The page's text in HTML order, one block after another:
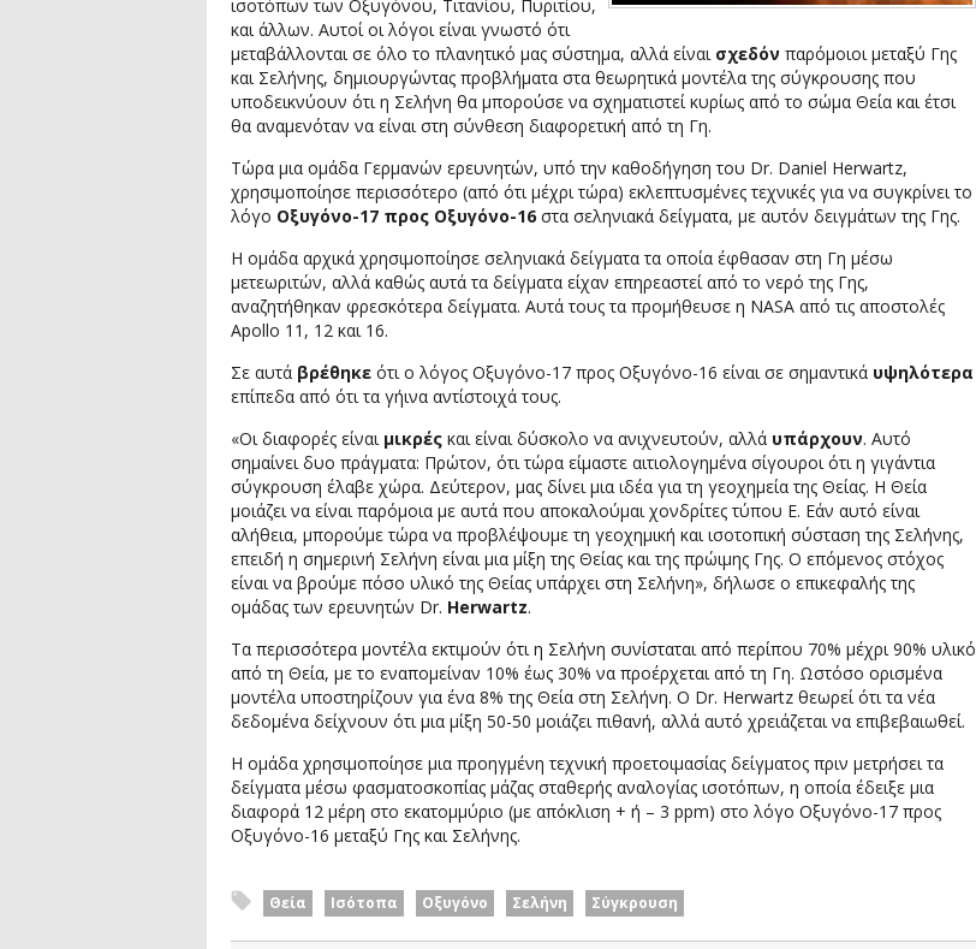
ισοτόπων των Οξυγόνου, Τιτανίου, Πυριτίου,
και άλλων. Αυτοί οι λόγοι είναι γνωστό ότι
μεταβάλλονται σε όλο το πλανητικό μας σύστημα, αλλά είναι σχεδόν παρόμοιοι μεταξύ Γης
και Σελήνης, δημιουργώντας προβλήματα στα θεωρητικά μοντέλα της σύγκρουσης που
υποδεικνύουν ότι η Σελήνη θα μπορούσε να σχηματιστεί κυρίως από το σώμα Θεία και έτσι
θα αναμενόταν να είναι στη σύνθεση διαφορετική από τη Γη.
Τώρα μια ομάδα Γερμανών ερευνητών, υπό την καθοδήγηση του Dr. Daniel Herwartz,
χρησιμοποίησε περισσότερο (από ότι μέχρι τώρα) εκλεπτυσμένες τεχνικές για να συγκρίνει το
λόγο Οξυγόνο-17 προς Οξυγόνο-16 στα σεληνιακά δείγματα, με αυτόν δειγμάτων της Γης.
Η ομάδα αρχικά χρησιμοποίησε σεληνιακά δείγματα τα οποία έφθασαν στη Γη μέσω
μετεωριτών, αλλά καθώς αυτά τα δείγματα είχαν επηρεαστεί από το νερό της Γης,
αναζητήθηκαν φρεσκότερα δείγματα. Αυτά τους τα προμήθευσε η NASA από τις αποστολές
Apollo 11, 12 και 16.
Σε αυτά βρέθηκε ότι ο λόγος Οξυγόνο-17 προς Οξυγόνο-16 είναι σε σημαντικά υψηλότερα
επίπεδα από ότι τα γήινα αντίστοιχά τους.
«Οι διαφορές είναι μικρές και είναι δύσκολο να ανιχνευτούν, αλλά υπάρχουν. Αυτό
σημαίνει δυο πράγματα: Πρώτον, ότι τώρα είμαστε αιτιολογημένα σίγουροι ότι η γιγάντια
σύγκρουση έλαβε χώρα. Δεύτερον, μας δίνει μια ιδέα για τη γεοχημεία της Θείας. Η Θεία
μοιάζει να είναι παρόμοια με αυτά που αποκαλούμαι χονδρίτες τύπου Ε. Εάν αυτό είναι
αλήθεια, μπορούμε τώρα να προβλέψουμε τη γεοχημική και ισοτοπική σύσταση της Σελήνης,
επειδή η σημερινή Σελήνη είναι μια μίξη της Θείας και της πρώιμης Γης. Ο επόμενος στόχος
είναι να βρούμε πόσο υλικό της Θείας υπάρχει στη Σελήνη», δήλωσε ο επικεφαλής της
ομάδας των ερευνητών Dr. Herwartz.
Τα περισσότερα μοντέλα εκτιμούν ότι η Σελήνη συνίσταται από περίπου 70% μέχρι 90% υλικό
από τη Θεία, με το εναπομείναν 10% έως 30% να προέρχεται από τη Γη. Ωστόσο ορισμένα
μοντέλα υποστηρίζουν για ένα 8% της Θεία στη Σελήνη. Ο Dr. Herwartz θεωρεί ότι τα νέα
δεδομένα δείχνουν ότι μια μίξη 50-50 μοιάζει πιθανή, αλλά αυτό χρειάζεται να επιβεβαιωθεί.
Η ομάδα χρησιμοποίησε μια προηγμένη τεχνική προετοιμασίας δείγματος πριν μετρήσει τα
δείγματα μέσω φασματοσκοπίας μάζας σταθερής αναλογίας ισοτόπων, η οποία έδειξε μια
διαφορά 12 μέρη στο εκατομμύριο (με απόκλιση + ή – 3 ppm) στο λόγο Οξυγόνο-17 προς
Οξυγόνο-16 μεταξύ Γης και Σελήνης.
Θεία Ισότοπα Οξυγόνο Σελήνη Σύγκρουση